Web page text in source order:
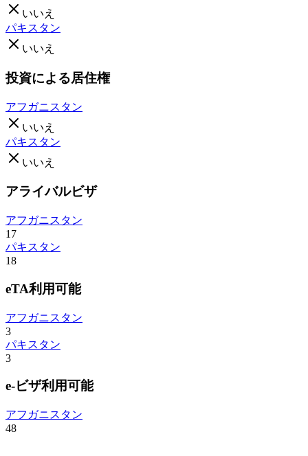
いいえ
パキスタン
いいえ
投資による居住権
アフガニスタン
いいえ
パキスタン
いいえ
アライバルビザ
アフガニスタン
17
パキスタン
18
eTA利用可能
アフガニスタン
3
パキスタン
3
e-ビザ利用可能
アフガニスタン
48